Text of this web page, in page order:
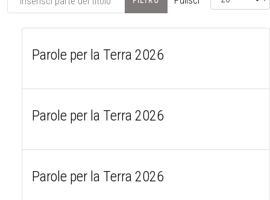
Parole per la Terra 2026
Parole per la Terra 2026
Parole per la Terra 2026